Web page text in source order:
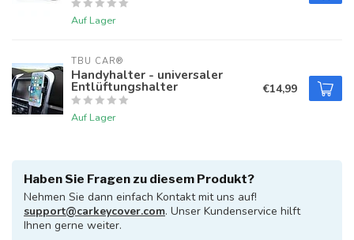
Auf Lager
TBU CAR®
Handyhalter - universaler
Entlüftungshalter
Auf Lager
€14,99
Haben Sie Fragen zu diesem Produkt?
Nehmen Sie dann einfach Kontakt mit uns auf!
support@carkeycover.com. Unser Kundenservice hilft
Ihnen gerne weiter.